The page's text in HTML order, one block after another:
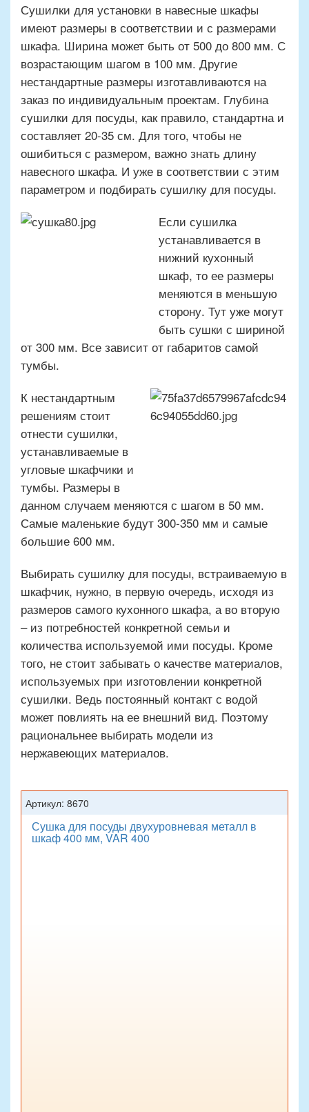
Сушилки для установки в навесные шкафы
имеют размеры в соответствии и с размерами
шкафа. Ширина может быть от 500 до 800 мм. С
возрастающим шагом в 100 мм. Другие
нестандартные размеры изготавливаются на
заказ по индивидуальным проектам. Глубина
сушилки для посуды, как правило, стандартна и
составляет 20-35 см. Для того, чтобы не
ошибиться с размером, важно знать длину
навесного шкафа. И уже в соответствии с этим
параметром и подбирать сушилку для посуды.
Если сушилка
устанавливается в
нижний кухонный
шкаф, то ее размеры
меняются в меньшую
сторону. Тут уже могут
быть сушки с шириной
от 300 мм. Все зависит от габаритов самой
тумбы.
К нестандартным
решениям стоит
отнести сушилки,
устанавливаемые в
угловые шкафчики и
тумбы. Размеры в
данном случаем меняются с шагом в 50 мм.
Самые маленькие будут 300-350 мм и самые
большие 600 мм.
Выбирать сушилку для посуды, встраиваемую в
шкафчик, нужно, в первую очередь, исходя из
размеров самого кухонного шкафа, а во вторую
– из потребностей конкретной семьи и
количества используемой ими посуды. Кроме
того, не стоит забывать о качестве материалов,
используемых при изготовлении конкретной
сушилки. Ведь постоянный контакт с водой
может повлиять на ее внешний вид. Поэтому
рациональнее выбирать модели из
нержавеющих материалов.
Артикул: 8670
Сушка для посуды двухуровневая металл в
шкаф 400 мм, VAR 400